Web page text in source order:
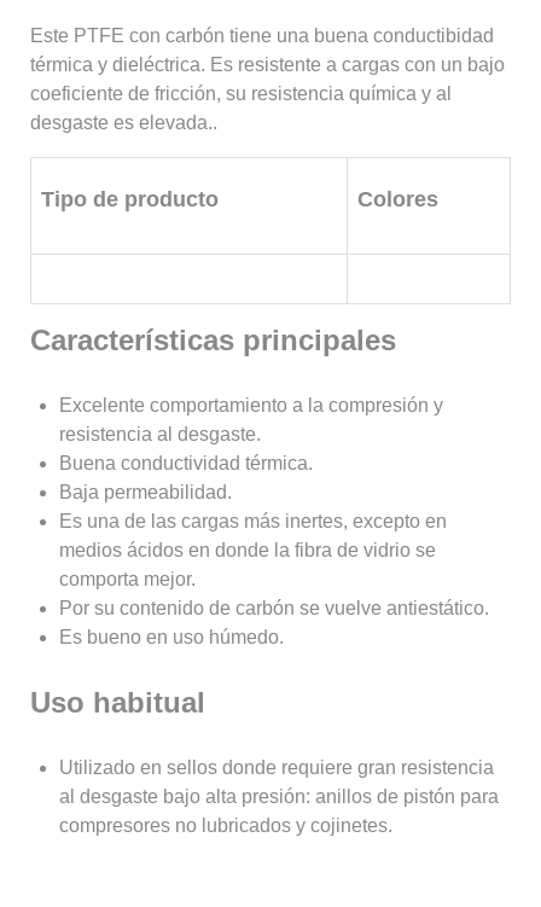
Este PTFE con carbón tiene una buena conductibidad
térmica y dieléctrica. Es resistente a cargas con un bajo
coeficiente de fricción, su resistencia química y al
desgaste es elevada..
Tipo de producto Colores
Características principales
Excelente comportamiento a la compresión y
resistencia al desgaste.
Buena conductividad térmica.
Baja permeabilidad.
Es una de las cargas más inertes, excepto en
medios ácidos en donde la fibra de vidrio se
comporta mejor.
Por su contenido de carbón se vuelve antiestático.
Es bueno en uso húmedo.
Uso habitual
Utilizado en sellos donde requiere gran resistencia
al desgaste bajo alta presión: anillos de pistón para
compresores no lubricados y cojinetes.